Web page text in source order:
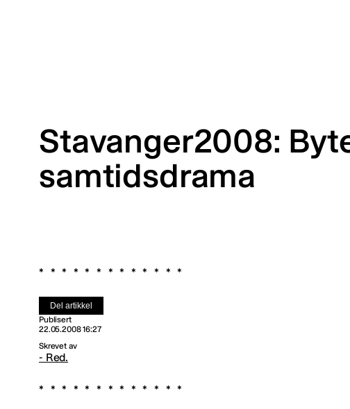
Stavanger2008:
samtidsdrama
Del artikkel
Publisert
22.05.2008 16:27
Skrevet av
- Red.